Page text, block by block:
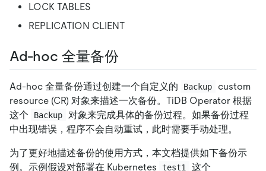
LOCK TABLES
REPLICATION CLIENT
Ad-hoc 全量备份
Ad-hoc 全量备份通过创建一个自定义的 Backup
custom
resource (CR) 对象来描述一次备份。TiDB Operator 根据
这个
Backup
对象来完成具体的备份过程。如果备份过程
中出现错误，程序不会自动重试，此时需要手动处理。
为了更好地描述备份的使用方式，本文档提供如下备份示
例。示例假设对部署在 Kubernetes
test1
这个